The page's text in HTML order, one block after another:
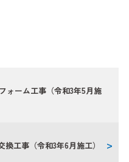
ォーム工事（令和3年5月施
工事（令和3年6月施工）